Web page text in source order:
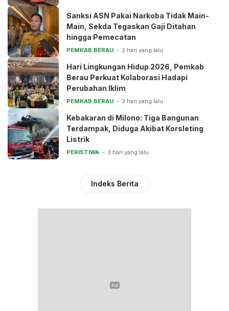
Sanksi ASN Pakai Narkoba Tidak Main-
Main, Sekda Tegaskan Gaji Ditahan
hingga Pemecatan
PEMKAB BERAU 2 hari yang lalu
Hari Lingkungan Hidup 2026, Pemkab
Berau Perkuat Kolaborasi Hadapi
Perubahan Iklim
PEMKAB BERAU 3 hari yang lalu
Kebakaran di Milono: Tiga Bangunan
Terdampak, Diduga Akibat Korsleting
Listrik
PERISTIWA 3 hari yang lalu
Indeks Berita